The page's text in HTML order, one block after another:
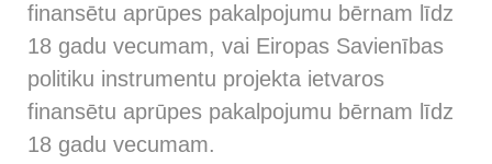
finansētu aprūpes pakalpojumu bērnam līdz
18 gadu vecumam, vai Eiropas Savienības
politiku instrumentu projekta ietvaros
finansētu aprūpes pakalpojumu bērnam līdz
18 gadu vecumam.